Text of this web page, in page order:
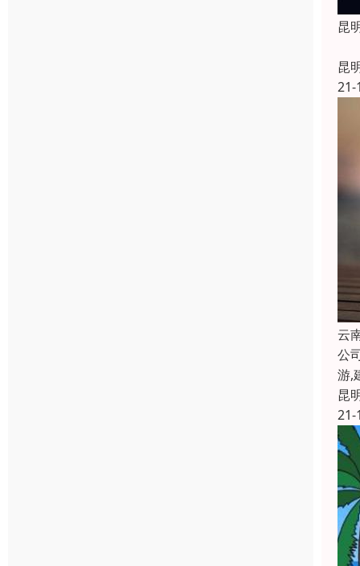
昆
昆
21-
云
公
游,
昆
21-